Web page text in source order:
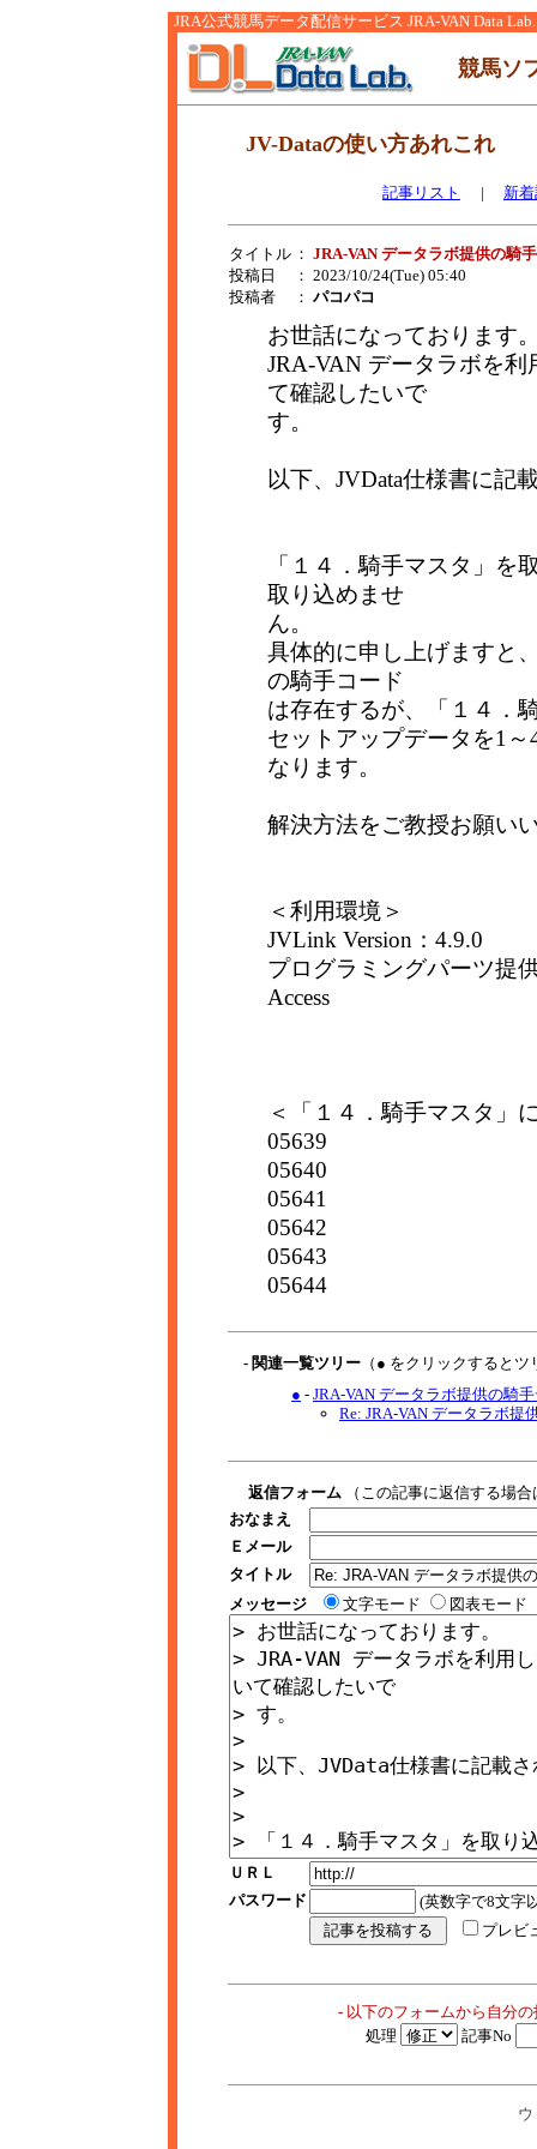
JRA公式競馬データ配信サービス JRA-VAN Data Lab.
競馬ソ
JV-Dataの使い方あれこれ
記事リスト | 新
タイトル ： JRA-VAN データラボ提供の騎
投稿日
： 2023/10/24(Tue) 05:40
投稿者
： パコパコ
お世話になっております
JRA-VAN データラボを
て確認したいで
す。
以下、JVData仕様書に記
「１４．騎手マスタ」を
取り込めませ
ん。
具体的に申し上げますと
の騎手コード
は存在するが、「１４．
セットアップデータを1
なります。
解決方法をご教授お願い
＜利用環境＞
JVLink Version：4.9.0
プログラミングパーツ提
Access
＜「１４．騎手マスタ」
05639
05640
05641
05642
05643
05644
- 関連一覧ツリー （● をクリックすると
● - JRA-VAN データラボ提供の騎手
Re: JRA-VAN データラボ提
返信フォーム （この記事に返信する場
おなまえ
Ｅメール
タイトル
メッセージ
文字モード 図表モード
ＵＲＬ
パスワード
(英数字で8文字
プレビ
- 以下のフォームから自分
処理
記事No